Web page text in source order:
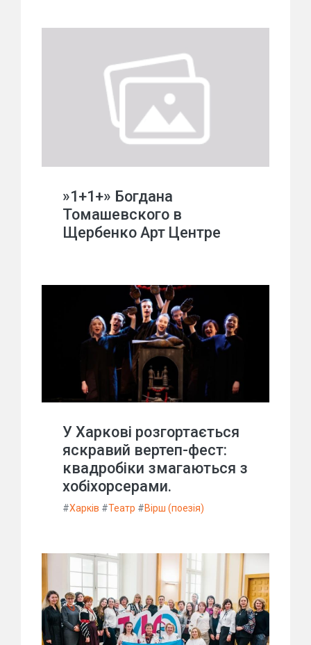
»1+1+» Богдана
Томашевского в
Щербенко Арт Центре
У Харкові розгортається
яскравий вертеп-фест:
квадробіки змагаються з
хобіхорсерами.
#Харків #Театр #Вірш (поезія)